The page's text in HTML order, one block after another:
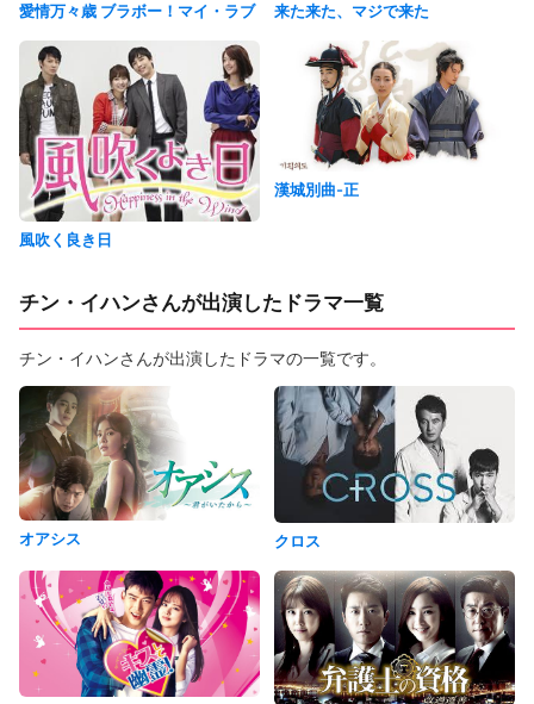
愛情万々歳 ブラボー！マイ・ラブ 来た来た、マジで来た
風吹く良き日
漢城別曲-正
チン・イハンさんが出演したドラマ一覧
チン・イハンさんが出演したドラマの一覧です。
オアシス クロス